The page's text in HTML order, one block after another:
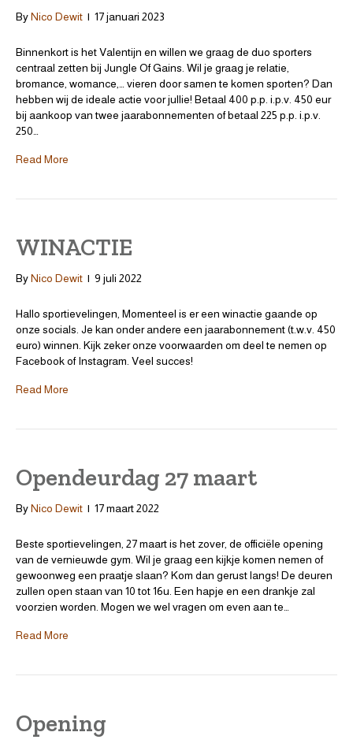
ByNico Dewit | 17 januari 2023
Binnenkort is het Valentijn en willen we graag de duo sporters
centraal zetten bij Jungle Of Gains. Wil je graag je relatie,
bromance, womance,… vieren door samen te komen sporten? Dan
hebben wij de ideale actie voor jullie! Betaal 400 p.p. i.p.v. 450 eur
bij aankoop van twee jaarabonnementen of betaal 225 p.p. i.p.v.
250…
Read More
WINACTIE
ByNico Dewit | 9 juli 2022
Hallo sportievelingen, Momenteel is er een winactie gaande op
onze socials. Je kan onder andere een jaarabonnement (t.w.v. 450
euro) winnen. Kijk zeker onze voorwaarden om deel te nemen op
Facebook of Instagram. Veel succes!
Read More
Opendeurdag 27 maart
ByNico Dewit | 17 maart 2022
Beste sportievelingen, 27 maart is het zover, de officiële opening
van de vernieuwde gym. Wil je graag een kijkje komen nemen of
gewoonweg een praatje slaan? Kom dan gerust langs! De deuren
zullen open staan van 10 tot 16u. Een hapje en een drankje zal
voorzien worden. Mogen we wel vragen om even aan te…
Read More
Opening